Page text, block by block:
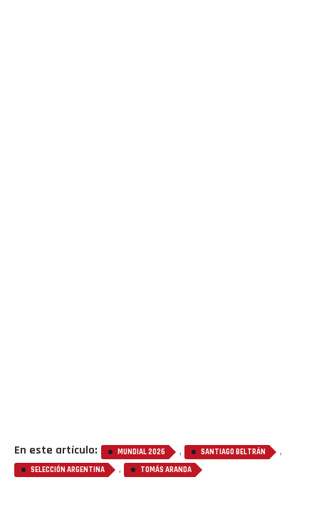
En este artículo: MUNDIAL 2026 , SANTIAGO BELTRÁN ,
SELECCIÓN ARGENTINA , TOMÁS ARANDA
Reddit
Pinterest